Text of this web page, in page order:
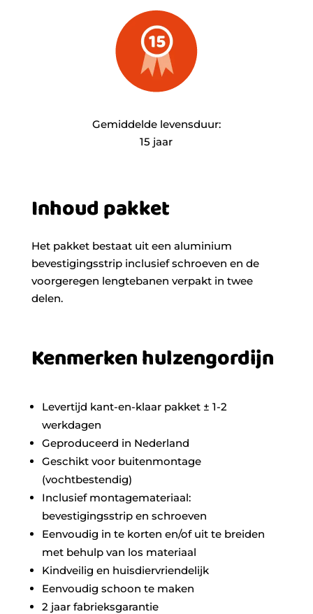
Gemiddelde levensduur:
15 jaar
Inhoud pakket
Het pakket bestaat uit een aluminium
bevestigingsstrip inclusief schroeven en de
voorgeregen lengtebanen verpakt in twee
delen.
Kenmerken hulzengordijn
Levertijd kant-en-klaar pakket ± 1-2
werkdagen
Geproduceerd in Nederland
Geschikt voor buitenmontage
(vochtbestendig)
Inclusief montagemateriaal:
bevestigingsstrip en schroeven
Eenvoudig in te korten en/of uit te breiden
met behulp van los materiaal
Kindveilig en huisdiervriendelijk
Eenvoudig schoon te maken
2 jaar fabrieksgarantie